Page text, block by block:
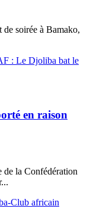
soirée à Bamako,
: Le Djoliba bat le
en raison
de la Confédération
Club africain